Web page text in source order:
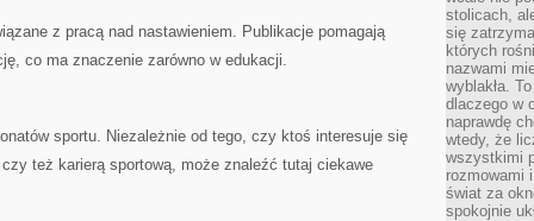
z pracą nad nastawieniem. Publikacje pomagają
co ma znaczenie zarówno w edukacji.
sportu. Niezależnie od tego, czy ktoś interesuje się
też karierą sportową, może znaleźć tutaj ciekawe
stolicach,
się
których
nazwami
wyblakła.
dlaczego w
naprawdę
wtedy, że
wszystkimi
rozmowami
świat za
spokojnie